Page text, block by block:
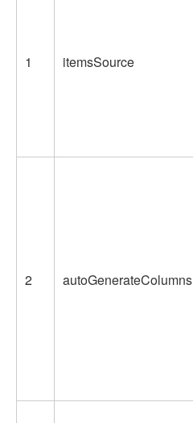
1 itemsSource
2 autoGenerateColumns